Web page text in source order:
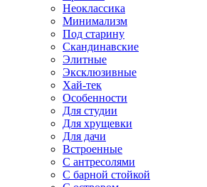
Неоклассика
Минимализм
Под старину
Скандинавские
Элитные
Эксклюзивные
Хай-тек
Особенности
Для студии
Для хрущевки
Для дачи
Встроенные
С антресолями
С барной стойкой